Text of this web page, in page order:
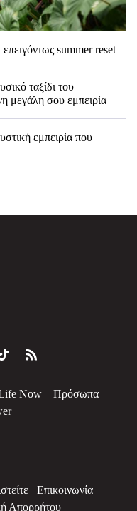
επειγόντως summer reset
ταξίδι του
μεγάλη σου εμπειρία
εμπειρία που
Now
Πρόσωπα
Επικοινωνία
Απορρήτου